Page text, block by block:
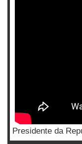
Presidente da